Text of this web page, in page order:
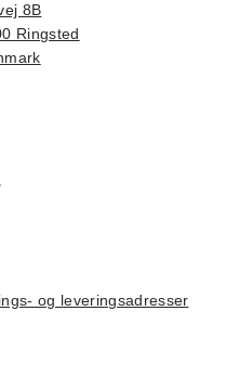
8B
Ringsted
og leveringsadresser